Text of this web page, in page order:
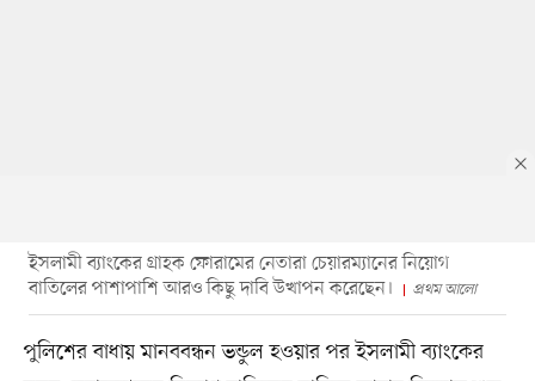
ইসলামী ব্যাংকের গ্রাহক ফোরামের নেতারা চেয়ারম্যানের নিয়োগ
বাতিলের পাশাপাশি আরও কিছু দাবি উত্থাপন করেছেন।
প্রথম আলো
পুলিশের বাধায় মানববন্ধন ভন্ডুল হওয়ার পর ইসলামী ব্যাংকের